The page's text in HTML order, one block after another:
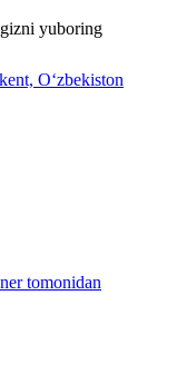
yuboring
tomonidan